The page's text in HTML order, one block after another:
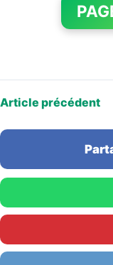
Article précédent